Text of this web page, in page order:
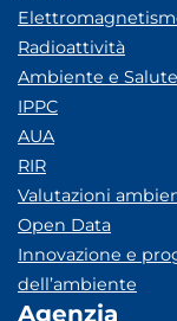
Radioattività
Ambiente e Salute
IPPC
AUA
RIR
Valutazioni
Open Data
Innovazione e
dell’ambiente
Agenzia